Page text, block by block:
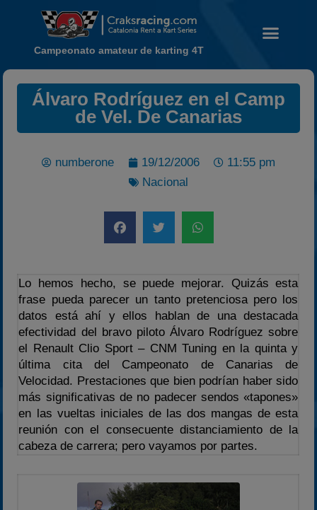
Noticias
Temporada 2026
2023
2024
2025
Estadísticas
Preguntas Frecuentes
Campeonato amateur de karting 4T
Álvaro Rodríguez en el Camp
de Vel. De Canarias
numberone 19/12/2006
11:55 pm
Nacional
Lo hemos hecho, se puede mejorar. Quizás esta
frase pueda parecer un tanto pretenciosa pero los
datos está ahí y ellos hablan de una destacada
efectividad del bravo piloto Álvaro Rodríguez sobre
el Renault Clio Sport – CNM Tuning en la quinta y
última cita del Campeonato de Canarias de
Velocidad. Prestaciones que bien podrían haber sido
más significativas de no padecer sendos «tapones»
en las vueltas iniciales de las dos mangas de esta
reunión con el consecuente distanciamiento de la
cabeza de carrera; pero vayamos por partes.